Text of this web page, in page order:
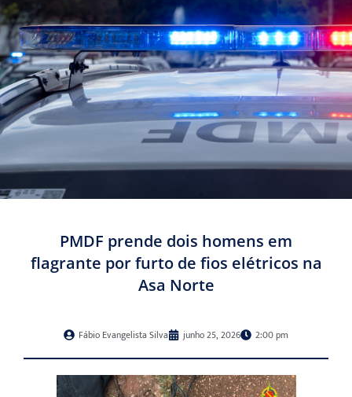
PMDF prende dois homens em
flagrante por furto de fios elétricos na
Asa Norte
Fábio Evangelista Silva junho 25, 2026 2:00 pm